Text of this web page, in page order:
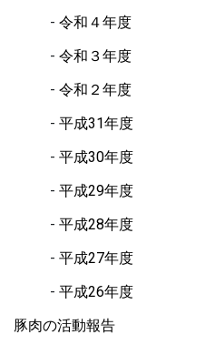
令和４年度
令和３年度
令和２年度
平成31年度
平成30年度
平成29年度
平成28年度
平成27年度
平成26年度
豚肉の活動報告